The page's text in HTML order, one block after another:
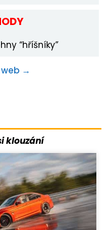
“hříšníky”
→
klouzání